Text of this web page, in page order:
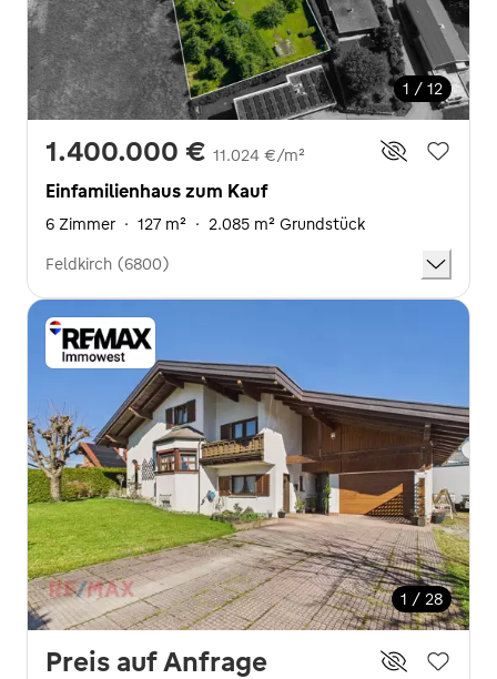
1 / 12
1.400.000 € 11.024 €/m²
Einfamilienhaus zum Kauf
6 Zimmer · 127 m² · 2.085 m² Grundstück
Feldkirch (6800)
1 / 28
Preis auf Anfrage